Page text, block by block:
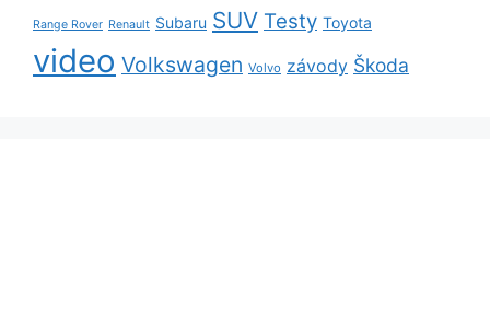
Range Rover Renault Subaru SUV Testy Toyota
video Volkswagen Volvo závody Škoda